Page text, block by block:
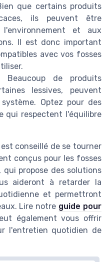
que certains produits
ils peuvent être
et aux
Il est donc important
avec vos fosses
de produits
lessives, peuvent
Optez pour des
qui respectent l'équilibre
conseillé de se tourner
conçus pour les fosses
qui propose des solutions
aideront à retarder la
et permettront
Lire notre guide pour
également vous offrir
l'entretien quotidien de